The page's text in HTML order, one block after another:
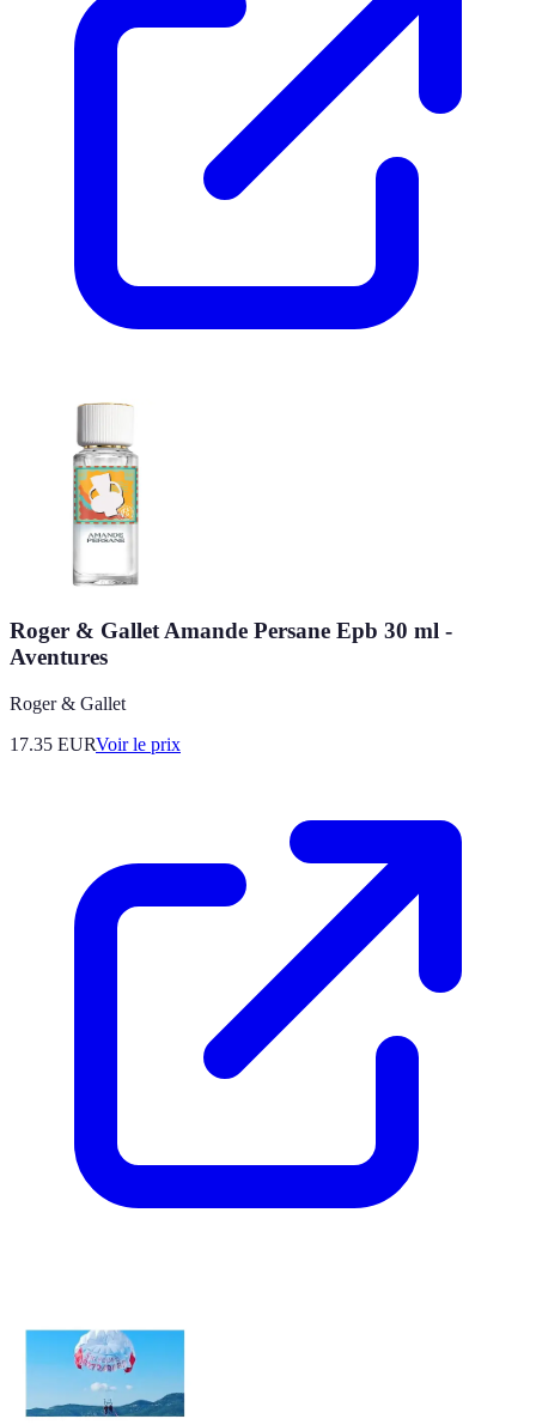
Roger & Gallet Amande Persane Epb 30 ml -
Aventures
Roger & Gallet
17.35 EURVoir le prix